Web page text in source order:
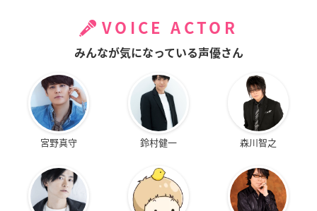
VOICE ACTOR
みんなが気になっている声優さん
宮野真守 鈴村健一 森川智之